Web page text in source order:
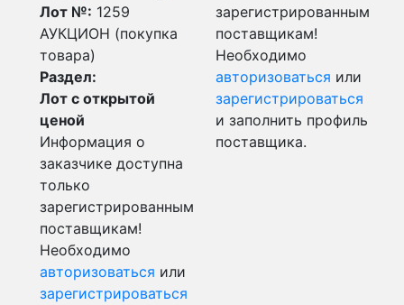
Лот №: 1259
АУКЦИОН (покупка
товара)
Раздел:
Лот с открытой
ценой
Информация о
заказчике доступна
только
зарегистрированным
поставщикам!
Необходимо
авторизоваться или
зарегистрироваться
зарегистрированным
поставщикам!
Необходимо
авторизоваться или
зарегистрироваться
и заполнить профиль
поставщика.